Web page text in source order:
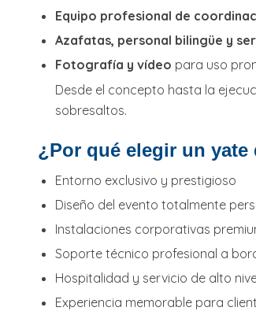
Equipo profesional de
Azafatas, personal bilingüe y
Fotografía y vídeo para uso
Desde el concepto hasta la
sobresaltos.
¿Por qué elegir un
Entorno exclusivo y prestigioso
Diseño del evento totalmente
Instalaciones corporativas
Soporte técnico profesional a
Hospitalidad y servicio de alto
Experiencia memorable para